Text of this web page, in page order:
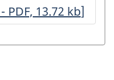
PDF, 13.72 kb]